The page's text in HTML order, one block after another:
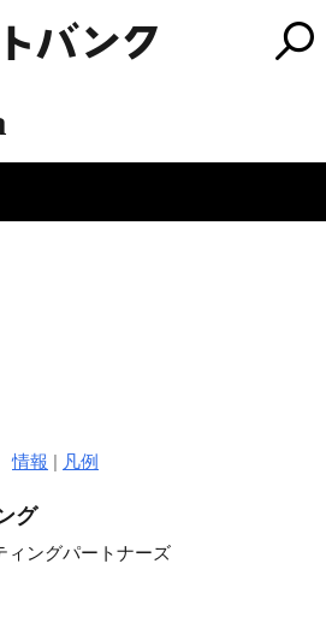
情報 | 凡例
グ
ィングパートナーズ